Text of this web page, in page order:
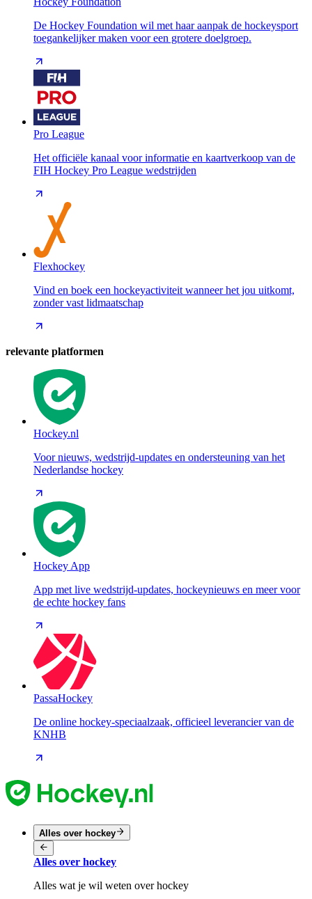
De Hockey Foundation wil met haar aanpak de hockeysport
toegankelijker maken voor een grotere doelgroep.
Pro League
Het officiële kanaal voor informatie en kaartverkoop van de
FIH Hockey Pro League wedstrijden
Flexhockey
Vind en boek een hockeyactiviteit wanneer het jou uitkomt,
zonder vast lidmaatschap
relevante platformen
Hockey.nl
Voor nieuws, wedstrijd-updates en ondersteuning van het
Nederlandse hockey
Hockey App
App met live wedstrijd-updates, hockeynieuws en meer voor
de echte hockey fans
PassaHockey
De online hockey-speciaalzaak, officieel leverancier van de
KNHB
Alles over hockey
Alles over hockey
Alles wat je wil weten over hockey